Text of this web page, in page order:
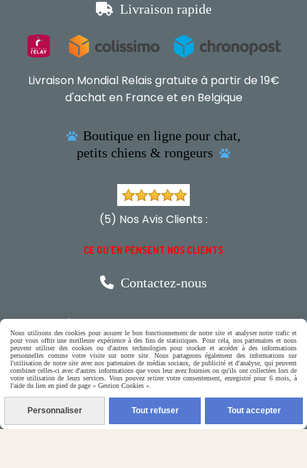
 Livraison rapide
Livraison Mondial Relais gratuite à partir de 19€
d'achat en France et en Belgique
 Boutique en ligne pour chat,
petits chiens & rongeurs

(5) Nos Avis Clients :
CE QU'EN PENSENT NOS CLIENTS
 Contactez-nous
N'hésitez pas à contacter Monique
par téléphone
0618321265
ou par message
Nous utilisons des cookies pour assurer le bon fonctionnement de notre site et analyser notre trafic et
pour vous offrir une meilleure expérience à des fins de statistiques. Pour cela, nos partenaires et nous
peuvent utiliser des cookies ou d'autres technologies pour stocker et accéder à des informations
personnelles comme votre visite sur notre site. Nous partageons également des informations sur
l'utilisation de notre site avec nos partenaires de médias sociaux, de publicité et d'analyse, qui peuvent
combiner celles-ci avec d'autres informations que vous leur avez fournies ou qu'ils ont collectées lors de
votre utilisation de leurs services. Vous pouvez retirer votre consentement, enregistré pour 6 mois, à
l'aide du lien en pied de page « Gestion Cookies ».
Personnaliser Tout refuser Tout accepter